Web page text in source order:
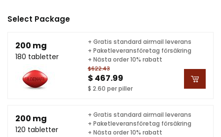
Select Package
200 mg
180 tabletter
$622.43
$ 467.99
$ 2.60 per piller
+ Gratis standard airmail leverans
+ Paketleveransföretag försäkring
+ Nästa order 10% rabatt
200 mg
120 tabletter
+ Gratis standard airmail leverans
+ Paketleveransföretag försäkring
+ Nästa order 10% rabatt